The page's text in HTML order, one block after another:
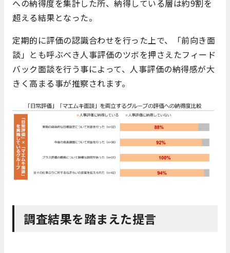
への納得度を集計した所、納得している層は約9割を
超える結果となった。
定期的に評価の認識合わせを行った上で、「前向き面
談」とも呼ぶべき人事評価のツボを押さえたフィード
バック面談を行う事によって、人事評価の納得感が大
きく高まる事が推察されます。
調査結果を踏まえた提言